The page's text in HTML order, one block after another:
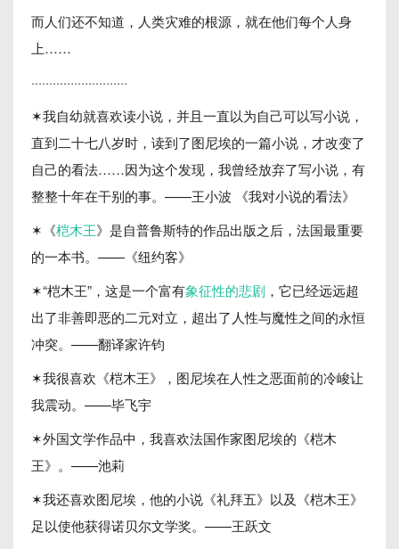
而人们还不知道，人类灾难的根源，就在他们每个人身
上……
···························
✶我自幼就喜欢读小说，并且一直以为自己可以写小说，
直到二十七八岁时，读到了图尼埃的一篇小说，才改变了
自己的看法……因为这个发现，我曾经放弃了写小说，有
整整十年在干别的事。——王小波 《我对小说的看法》
✶《桤木王》是自普鲁斯特的作品出版之后，法国最重要
的一本书。——《纽约客》
✶“桤木王”，这是一个富有象征性的悲剧 ，它已经远远超
出了非善即恶的二元对立，超出了人性与魔性之间的永恒
冲突。——翻译家许钧
✶我很喜欢《桤木王》，图尼埃在人性之恶面前的冷峻让
我震动。——毕飞宇
✶外国文学作品中，我喜欢法国作家图尼埃的《桤木
王》。——池莉
✶我还喜欢图尼埃，他的小说《礼拜五》以及《桤木王》
足以使他获得诺贝尔文学奖。——王跃文